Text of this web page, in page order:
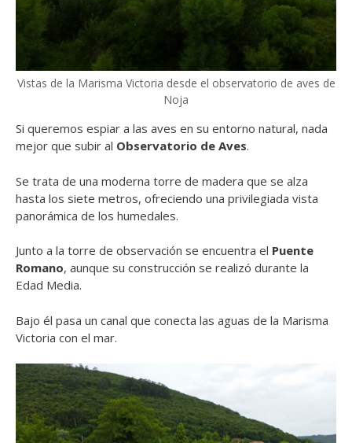
Vistas de la Marisma Victoria desde el observatorio de aves de
Noja
Si queremos espiar a las aves en su entorno natural, nada
mejor que subir al Observatorio de Aves.
Se trata de una moderna torre de madera que se alza
hasta los siete metros, ofreciendo una privilegiada vista
panorámica de los humedales.
Junto a la torre de observación se encuentra el Puente
Romano, aunque su construcción se realizó durante la
Edad Media.
Bajo él pasa un canal que conecta las aguas de la Marisma
Victoria con el mar.